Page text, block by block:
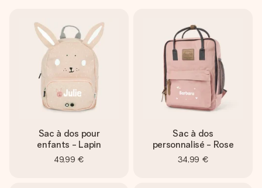
Sac à dos pour
enfants - Lapin
49,99 €
Sac à dos
personnalisé - Rose
34,99 €